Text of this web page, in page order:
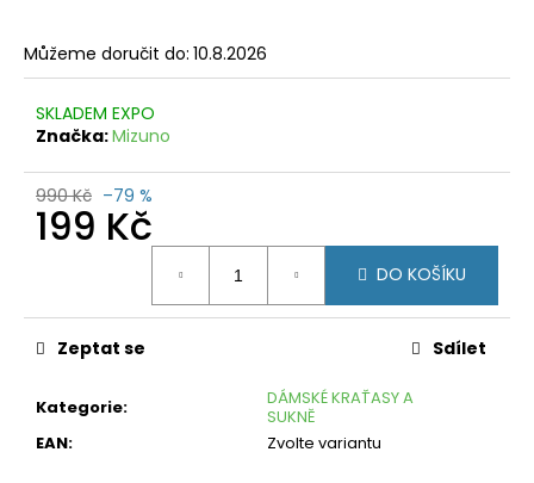
Můžeme doručit do: 10.8.2026
SKLADEM EXPO
Značka:Mizuno
990 Kč –79 %
199 Kč
DO KOŠÍKU
Kategorie:
DÁMSKÉ KRAŤASY A
SUKNĚ
EAN: Zvolte variantu
Zeptat se Sdílet
u
j
m
e
CRAFT
PRO
DRY
799
Kč
Původně:
250